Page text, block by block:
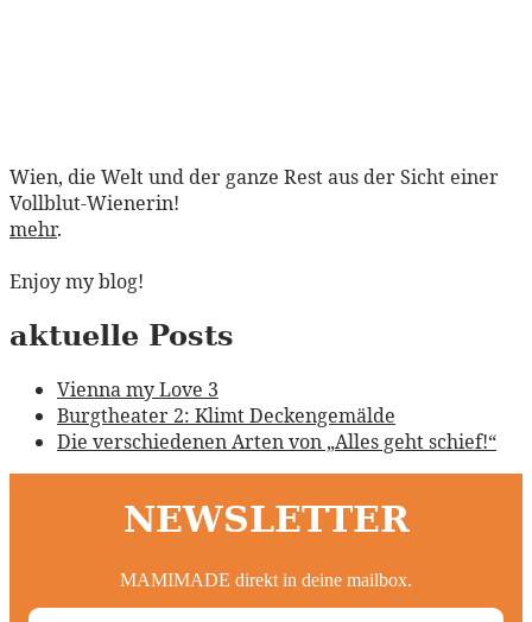
Wien, die Welt und der ganze Rest aus der Sicht einer
Vollblut-Wienerin!
mehr.
Enjoy my blog!
aktuelle Posts
Vienna my Love 3
Burgtheater 2: Klimt Deckengemälde
Die verschiedenen Arten von „Alles geht schief!“
NEWSLETTER
MAMIMADE direkt in deine mailbox.